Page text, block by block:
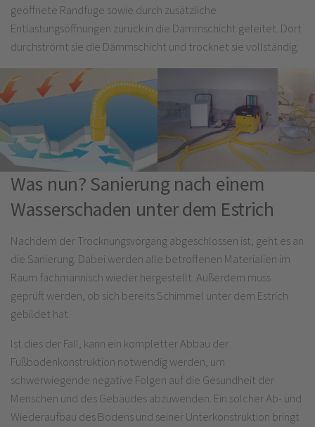
geöffnete Randfuge sowie durch zusätzliche
Entlastungsöffnungen zurück in die Dämmschicht geleitet. Dort
durchströmt sie die Dämmschicht und trocknet sie vollständig.
Was nun? Sanierung nach einem
Wasserschaden unter dem Estrich
Nachdem der Trocknungsvorgang abgeschlossen ist, geht es an
die Sanierung. Dabei werden alle betroffenen Materialien im
Raum fachmännisch wieder hergestellt. Außerdem muss
geprüft werden, ob sich bereits Schimmel unter dem Estrich
gebildet hat.
Ist dies der Fall, kann ein kompletter Abbau der
Fußbodenkonstruktion notwendig werden, um
schwerwiegende negative Folgen auf die Gesundheit der
Menschen und des Gebäudes abzuwenden. Ein solcher Ab- und
Wiederaufbau des Bodens und seiner Unterkonstruktion bringt